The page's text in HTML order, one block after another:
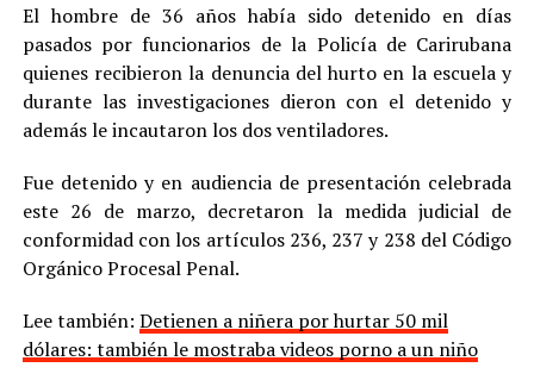
El hombre de 36 años había sido detenido en días
pasados por funcionarios de la Policía de Carirubana
quienes recibieron la denuncia del hurto en la escuela y
durante las investigaciones dieron con el detenido y
además le incautaron los dos ventiladores.
Fue detenido y en audiencia de presentación celebrada
este 26 de marzo, decretaron la medida judicial de
conformidad con los artículos 236, 237 y 238 del Código
Orgánico Procesal Penal.
Lee también: Detienen a niñera por hurtar 50 mil
dólares: también le mostraba videos porno a un niño